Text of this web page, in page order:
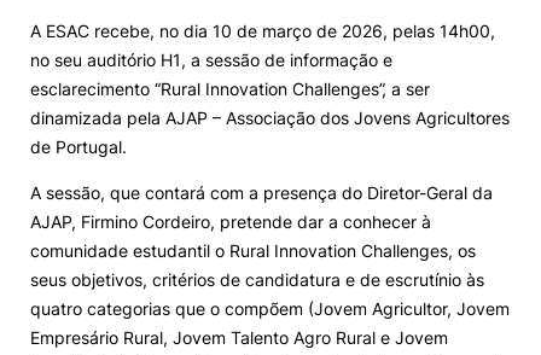
International Relations
Ofertas de Emprego e Informações Úteis
Loja da Agrária
Mudança de Par Instituição/Curso
A ESAC recebe, no dia 10 de março de 2026, pelas 14h00,
no seu auditório H1, a sessão de informação e
esclarecimento “Rural Innovation Challenges”, a ser
dinamizada pela AJAP – Associação dos Jovens Agricultores
de Portugal.
A sessão, que contará com a presença do Diretor-Geral da
AJAP, Firmino Cordeiro, pretende dar a conhecer à
comunidade estudantil o Rural Innovation Challenges, os
seus objetivos, critérios de candidatura e de escrutínio às
quatro categorias que o compõem (Jovem Agricultor, Jovem
Empresário Rural, Jovem Talento Agro Rural e Jovem